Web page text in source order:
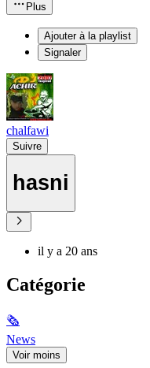
Plus
Ajouter à la playlist
Signaler
chalfawi
Suivre
hasni
il y a 20 ans
Catégorie
🗞
News
Voir moins